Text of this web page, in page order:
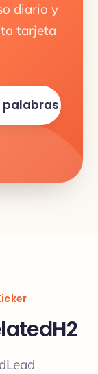
diario y
tarjeta
palabras